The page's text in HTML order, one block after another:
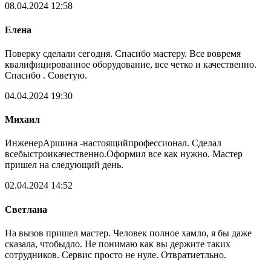
08.04.2024 12:58
Елена
Поверку сделали сегодня. Спасибо мастеру. Все вовремя
квалифицированное оборудование, все четко и качественно.
Спасибо . Советую.
04.04.2024 19:30
Михаил
ИнженерАршина -настоящийпрофессионал. Сделал
всебыстроикачественно.Оформил все как нужно. Мастер
пришел на следующий день.
02.04.2024 14:52
Светлана
На вызов пришел мастер. Человек полное хамло, я бы даже
сказала, чтобыдло. Не понимаю как вы держите таких
сотрудников. Сервис просто не нуле. Отвратиетльно.